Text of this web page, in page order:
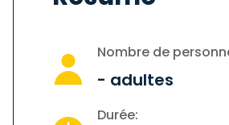
Nombre de
- adultes
Durée: